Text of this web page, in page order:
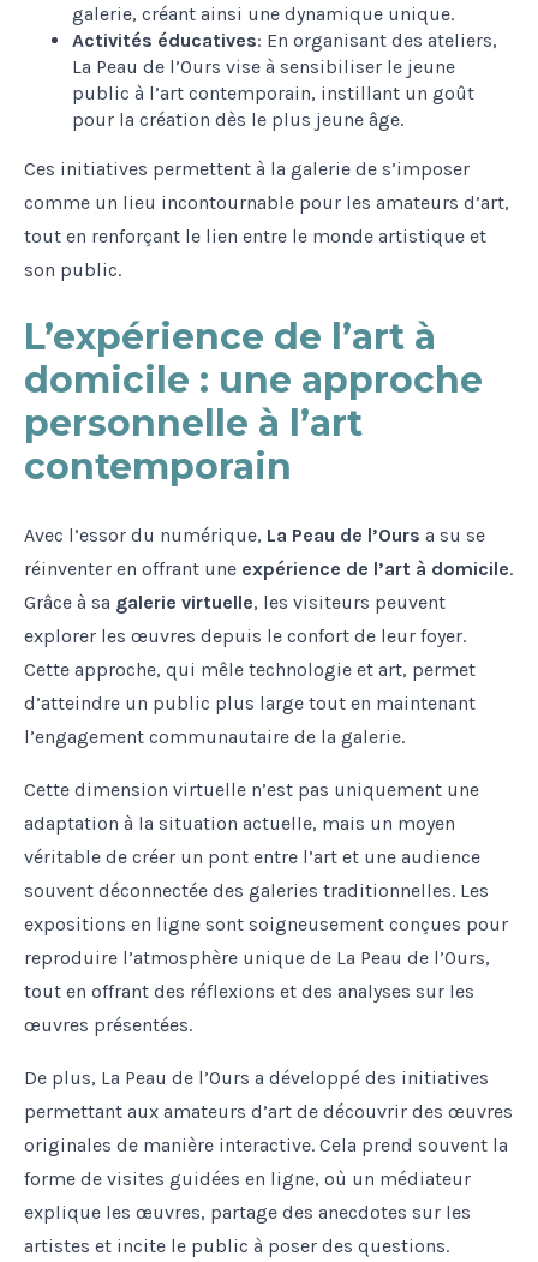
galerie, créant ainsi une dynamique unique.
Activités éducatives: En organisant des ateliers,
La Peau de l’Ours vise à sensibiliser le jeune
public à l’art contemporain, instillant un goût
pour la création dès le plus jeune âge.
Ces initiatives permettent à la galerie de s’imposer
comme un lieu incontournable pour les amateurs d’art,
tout en renforçant le lien entre le monde artistique et
son public.
L’expérience de l’art à
domicile : une approche
personnelle à l’art
contemporain
Avec l’essor du numérique, La Peau de l’Ours a su se
réinventer en offrant une expérience de l’art à domicile.
Grâce à sa galerie virtuelle, les visiteurs peuvent
explorer les œuvres depuis le confort de leur foyer.
Cette approche, qui mêle technologie et art, permet
d’atteindre un public plus large tout en maintenant
l’engagement communautaire de la galerie.
Cette dimension virtuelle n’est pas uniquement une
adaptation à la situation actuelle, mais un moyen
véritable de créer un pont entre l’art et une audience
souvent déconnectée des galeries traditionnelles. Les
expositions en ligne sont soigneusement conçues pour
reproduire l’atmosphère unique de La Peau de l’Ours,
tout en offrant des réflexions et des analyses sur les
œuvres présentées.
De plus, La Peau de l’Ours a développé des initiatives
permettant aux amateurs d’art de découvrir des œuvres
originales de manière interactive. Cela prend souvent la
forme de visites guidées en ligne, où un médiateur
explique les œuvres, partage des anecdotes sur les
artistes et incite le public à poser des questions.